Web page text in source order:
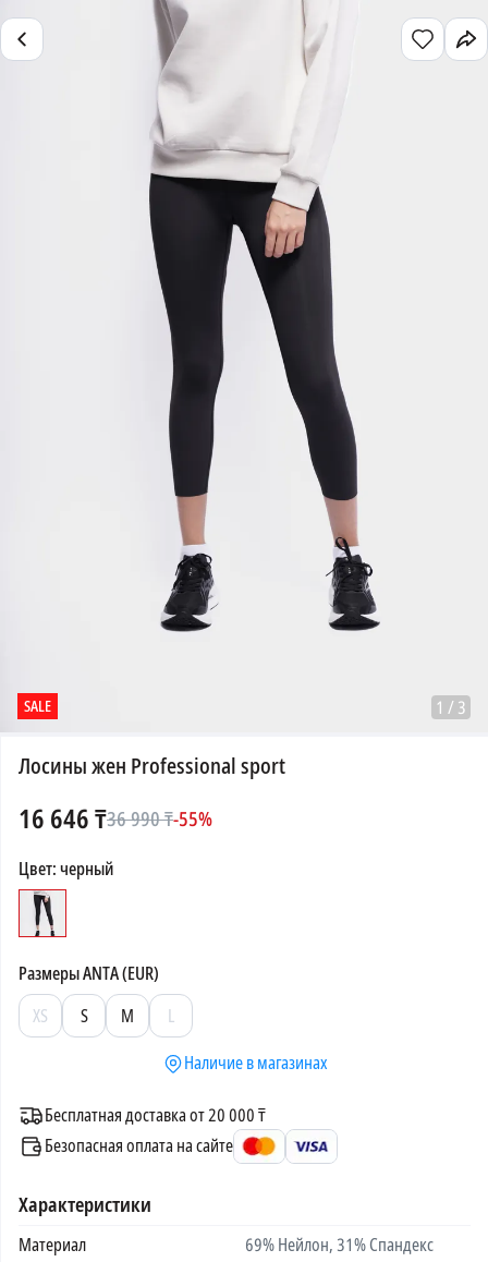
SALE 1 / 3
Лосины жен Professional sport
16 646₸36 990₸-55%
Цвет:черный
РазмерыANTA (EUR)
XS
S M
L
Наличие в магазинах
Бесплатная доставка от 20 000 ₸
Безопасная оплата на сайте
Характеристики
Материал
69% Нейлон, 31% Спандекс